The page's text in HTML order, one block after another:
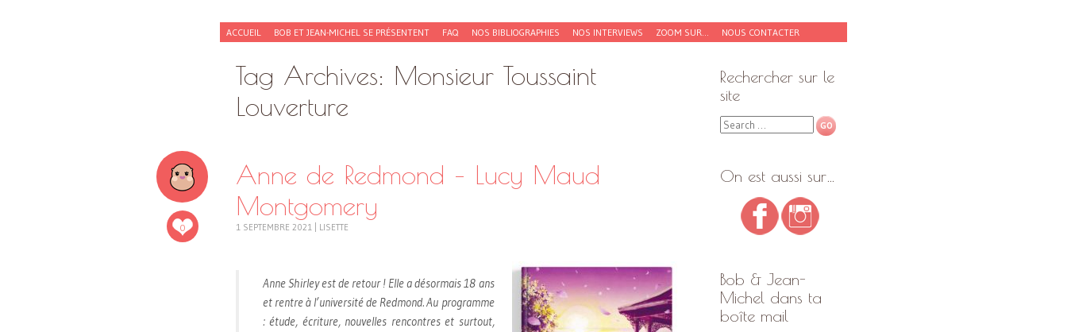
SKIP
TO
ACCUEIL BOB ET JEAN-MICHEL SE PRÉSENTENT FAQ NOS BIBLIOGRAPHIES NOS INTERVIEWS ZOOM SUR… NOUS CONTACTER
Tag Archives: Monsieur Toussaint
Louverture
0
Anne de Redmond – Lucy Maud
Montgomery
1 SEPTEMBRE 2021 LISETTE
Anne Shirley est de retour ! Elle a désormais 18 ans
et rentre à l’université de Redmond. Au programme
: étude, écriture, nouvelles rencontres et surtout,
Rechercher sur le
site
Search
On est aussi sur…
Bob & Jean-
Michel dans ta
boîte mail